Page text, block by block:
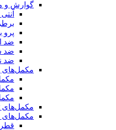
گوارش و
پرو
ضد
ضد
ضد
مکمل‌های
مکمل‌های
مکمل‌های